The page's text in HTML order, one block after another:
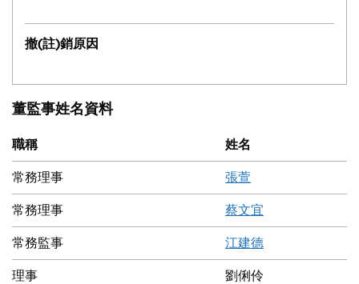
撤(註)銷原因
董監事姓名資料
職稱 姓名
常務理事 張萱
常務理事 蔡文宜
常務監事 江建德
理事 劉俐伶